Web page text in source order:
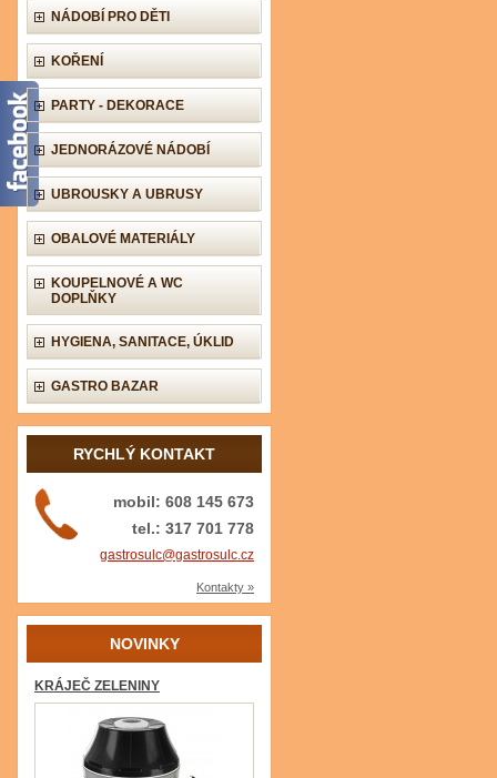
NÁDOBÍ PRO DĚTI
KOŘENÍ
PARTY - DEKORACE
JEDNORÁZOVÉ NÁDOBÍ
UBROUSKY A UBRUSY
OBALOVÉ MATERIÁLY
KOUPELNOVÉ A WC
DOPLŇKY
HYGIENA, SANITACE, ÚKLID
GASTRO BAZAR
RYCHLÝ KONTAKT
mobil: 608 145 673
tel.: 317 701 778
gastrosulc@gastrosulc.cz
Kontakty »
NOVINKY
KRÁJEČ ZELENINY